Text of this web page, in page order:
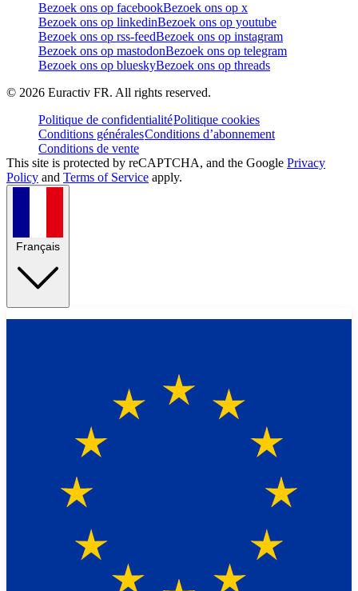
Bezoek ons op facebookBezoek ons op x
Bezoek ons op linkedinBezoek ons op youtube
Bezoek ons op rss-feedBezoek ons op instagram
Bezoek ons op mastodonBezoek ons op telegram
Bezoek ons op blueskyBezoek ons op threads
© 2026 Euractiv FR. All rights reserved.
Politique de confidentialitéPolitique cookies
Conditions généralesConditions d’abonnement
Conditions de vente
This site is protected by reCAPTCHA, and the Google Privacy
Policy and Terms of Service apply.
Français